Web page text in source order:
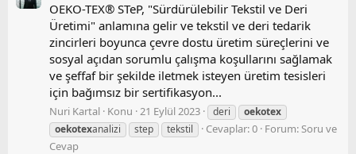
OEKO-TEX® STeP, "Sürdürülebilir Tekstil ve Deri
Üretimi" anlamına gelir ve tekstil ve deri tedarik
zincirleri boyunca çevre dostu üretim süreçlerini ve
sosyal açıdan sorumlu çalışma koşullarını sağlamak
ve şeffaf bir şekilde iletmek isteyen üretim tesisleri
için bağımsız bir sertifikasyon...
Nuri Kartal Konu 21 Eylül 2023 deri
oekotex
oekotexanalizi step tekstil Cevaplar: 0 Forum:Soru ve
Cevap